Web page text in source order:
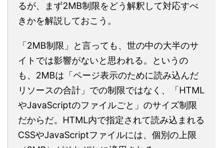
るが、まず2MB制限をどう解釈して対応すべ
きかを解説しておこう。
「2MB制限」と言っても、世の中の大半のサ
イトでは影響がないと思われる。というの
も、2MBは「ページ表示のために読み込んだ
リソースの合計」での制限ではなく、「HTML
やJavaScriptのファイルごと」のサイズ制限
だからだ。HTML内で指定されて読み込まれる
CSSやJavaScriptファイルには、個別の上限